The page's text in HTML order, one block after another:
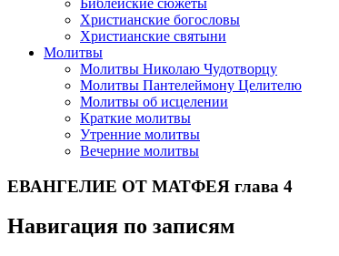
Христианские богословы
Христианские святыни
Молитвы
Молитвы Николаю Чудотворцу
Молитвы Пантелеймону Целителю
Молитвы об исцелении
Краткие молитвы
Утренние молитвы
Вечерние молитвы
ЕВАНГЕЛИЕ ОТ МАТФЕЯ глава 4
Навигация по записям